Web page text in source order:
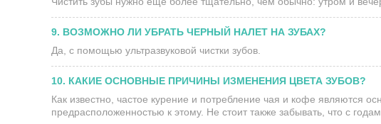
9. ВОЗМОЖНО ЛИ УБРАТЬ ЧЕРНЫЙ НАЛЕТ НА ЗУБАХ?
Да, с помощью ультразвуковой чистки зубов.
10. КАКИЕ ОСНОВНЫЕ ПРИЧИНЫ ИЗМЕНЕНИЯ ЦВЕТА ЗУБОВ?
Как известно, частое курение и потребление чая и кофе являются
предрасположенностью к этому. Не стоит также забывать, что с